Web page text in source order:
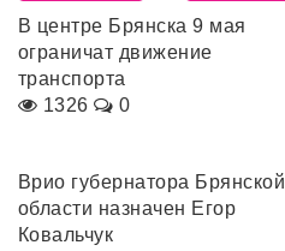
В центре Брянска 9 мая
ограничат движение
транспорта
1326
0
Врио губернатора Брянской
области назначен Егор
Ковальчук